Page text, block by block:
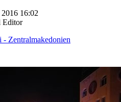
16:02
Editor
- Zentralmakedonien